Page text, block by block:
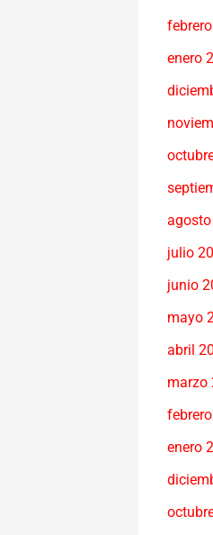
enero
agosto
julio
junio
mayo
abril
marzo
enero